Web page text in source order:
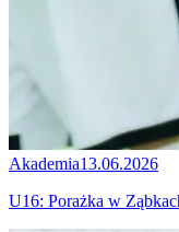
Akademia13.06.2026
U16: Porażka w